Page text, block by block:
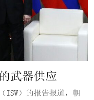
武器供应
ISW）的报告报道，朝